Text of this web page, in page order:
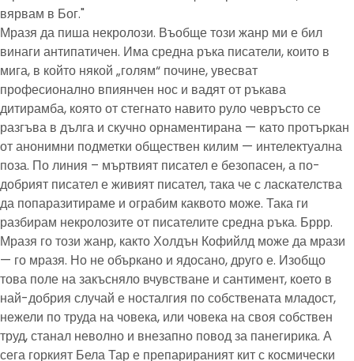
вярвам в Бог."
Мразя да пиша некролози. Въобще този жанр ми е бил
винаги антипатичен. Има средна ръка писатели, които в
мига, в който някой „голям“ почине, увесват
професионално впиянчен нос и вадят от ръкава
дитирамба, която от стегнато навито руло чевръсто се
разгъва в дълга и скучно орнаментирана — като протъркан
от анонимни подметки обществен килим — интелектуална
поза. По линия – мъртвият писател е безопасен, а по-
добрият писател е живият писател, така че с ласкателства
да попаразитираме и ограбим каквото може. Така ги
разбирам некролозите от писателите средна ръка. Бррр.
Мразя го този жанр, както Холдън Кофийлд може да мрази
— го мразя. Но не объркано и ядосано, друго е. Изобщо
това поле на закъсняло вчувстване и сантимент, което в
най-добрия случай е носталгия по собствената младост,
нежели по труда на човека, или човека на своя собствен
труд, станал неволно и внезапно повод за панегирика. А
сега горкият Бела Тар е препарираният кит с космически